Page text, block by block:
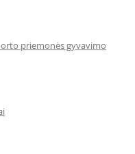
priemonės gyvavimo